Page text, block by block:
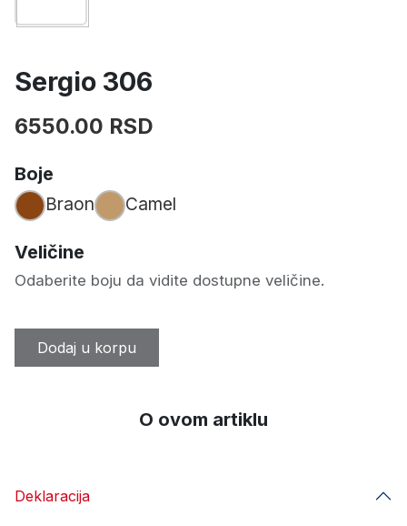
Sergio 306
6550.00 RSD
Boje
Braon
Camel
Veličine
Odaberite boju da vidite dostupne veličine.
Dodaj u korpu
O ovom artiklu
Deklaracija